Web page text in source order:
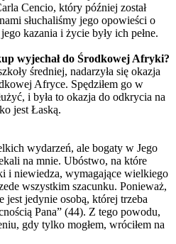
Cencio, który później został
słuchaliśmy jego opowieści o
kazania i życie były ich pełne.
wyjechał do Środkowej Afryki?
średniej, nadarzyła się okazja
Afryce. Spędziłem go w
i była to okazja do odkrycia na
jest Łaską.
wydarzeń, ale bogaty w Jego
na mnie. Ubóstwo, na które
i niewiedza, wymagające wielkiego
wszystkim szacunku. Ponieważ,
jest jedynie osobą, której trzeba
Pana” (44). Z tego powodu,
gdy tylko mogłem, wróciłem na